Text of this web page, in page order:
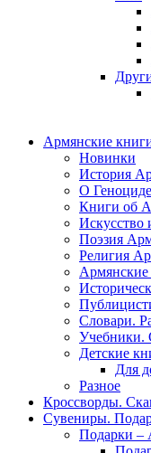
Армянские
Новинки
История
О
Книги об
Иcкусство
Поэзия
Религия
Армянские
Словари.
Учебники.
Детские
Для
Разное
Кроссворды.
Сувениры.
Подарки –